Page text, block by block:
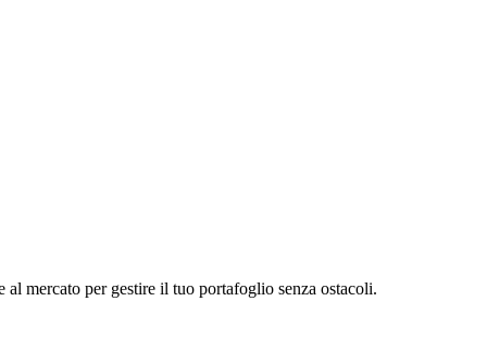
mercato per gestire il tuo portafoglio senza ostacoli.